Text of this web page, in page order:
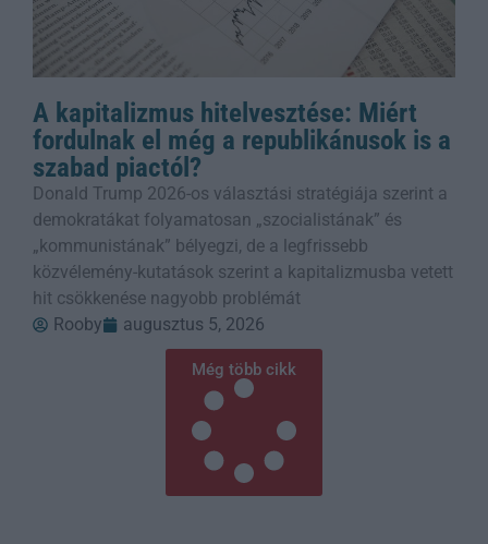
A kapitalizmus hitelvesztése: Miért
fordulnak el még a republikánusok is a
szabad piactól?
Donald Trump 2026-os választási stratégiája szerint a
demokratákat folyamatosan „szocialistának” és
„kommunistának” bélyegzi, de a legfrissebb
közvélemény-kutatások szerint a kapitalizmusba vetett
hit csökkenése nagyobb problémát
Rooby
augusztus 5, 2026
Még több cikk